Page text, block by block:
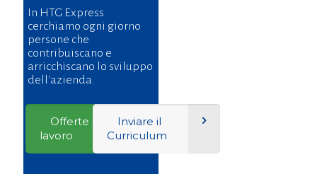
In HTG Express
cerchiamo ogni giorno
persone che
contribuiscano e
arricchiscano lo sviluppo
dell'azienda.
Offerte di
lavoro
Inviare il
Curriculum